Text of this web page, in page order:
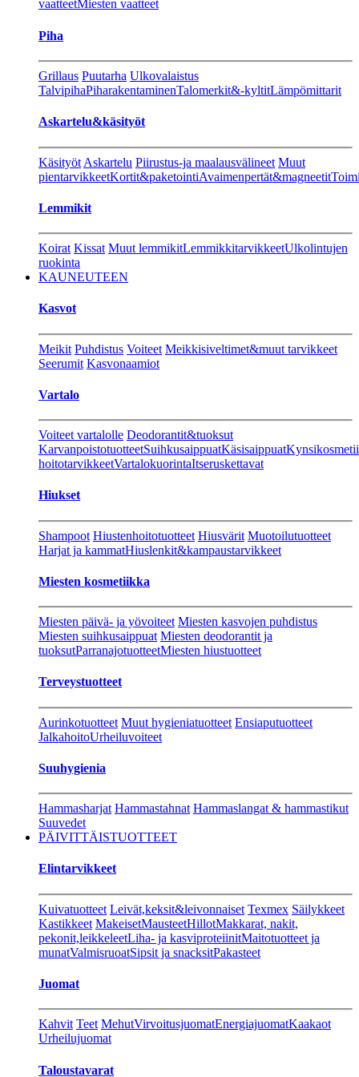
vaatteetMiesten vaatteet
Piha
Grillaus Puutarha Ulkovalaistus
TalvipihaPiharakentaminenTalomerkit&-kyltitLämpömittarit
Askartelu&käsityöt
Käsityöt Askartelu Piirustus-ja maalausvälineet Muut
pientarvikkeetKortit&paketointiAvaimenpertät&magneetit
Lemmikit
Koirat Kissat Muut lemmikitLemmikkitarvikkeetUlkolintujen
ruokinta
KAUNEUTEEN
Kasvot
Meikit Puhdistus Voiteet Meikkisiveltimet&muut tarvikkeet
Seerumit Kasvonaamiot
Vartalo
Voiteet vartalolle Deodorantit&tuoksut
KarvanpoistotuotteetSuihkusaippuatKäsisaippuat
hoitotarvikkeetVartalokuorintaItseruskettavat
Hiukset
Shampoot Hiustenhoitotuotteet Hiusvärit Muotoilutuotteet
Harjat ja kammatHiuslenkit&kampaustarvikkeet
Miesten kosmetiikka
Miesten päivä- ja yövoiteet Miesten kasvojen puhdistus
Miesten suihkusaippuat Miesten deodorantit ja
tuoksutParranajotuotteetMiesten hiustuotteet
Terveystuotteet
Aurinkotuotteet Muut hygieniatuotteet Ensiaputuotteet
JalkahoitoUrheiluvoiteet
Suuhygienia
Hammasharjat Hammastahnat Hammaslangat & hammastikut
Suuvedet
PÄIVITTÄISTUOTTEET
Elintarvikkeet
Kuivatuotteet Leivät,keksit&leivonnaiset Texmex Säilykkeet
Kastikkeet MakeisetMausteetHillotMakkarat, nakit,
pekonit,leikkeleetLiha- ja kasviproteiinitMaitotuotteet ja
munatValmisruoatSipsit ja snacksitPakasteet
Juomat
Kahvit Teet MehutVirvoitusjuomatEnergiajuomatKaakaot
Urheilujuomat
Taloustavarat